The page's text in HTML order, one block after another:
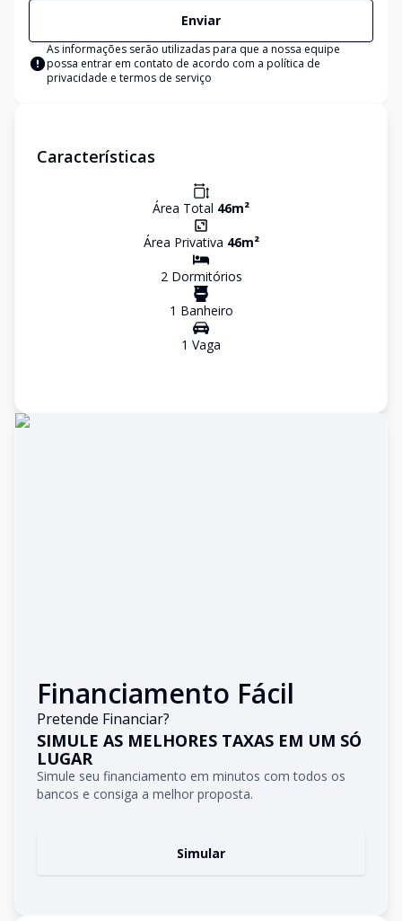
Enviar
As informações serão utilizadas para que a nossa equipe
possa entrar em contato de acordo com a política de
privacidade e termos de serviço
Características
Área Total 46m²
Área Privativa 46m²
2Dormitórios
1 Banheiro
1 Vaga
Financiamento Fácil
Pretende Financiar?
SIMULE AS MELHORES TAXAS EM UM SÓ
LUGAR
Simule seu financiamento em minutos com todos os
bancos e consiga a melhor proposta.
Simular